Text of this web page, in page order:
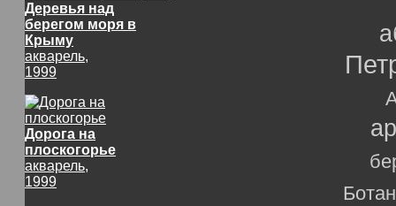
Деревья над
берегом моря в
Крыму
акварель,
1999
Дорога на
плоскогорье
акварель,
1999